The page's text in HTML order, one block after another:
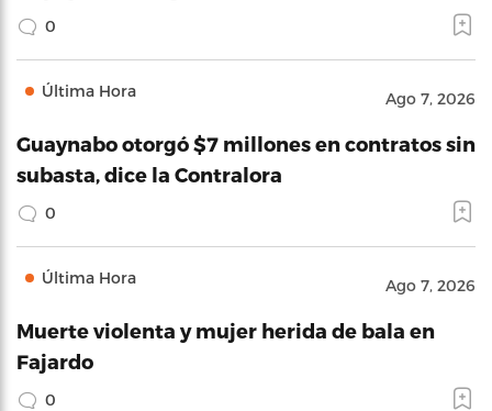
0
Última Hora Ago 7, 2026
Guaynabo otorgó $7 millones en contratos sin
subasta, dice la Contralora
0
Última Hora Ago 7, 2026
Muerte violenta y mujer herida de bala en
Fajardo
0